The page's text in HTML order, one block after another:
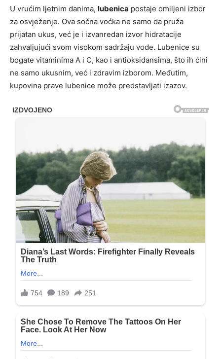
U vrućim ljetnim danima, lubenica postaje omiljeni izbor
za osvježenje. Ova sočna voćka ne samo da pruža
prijatan ukus, već je i izvanredan izvor hidratacije
zahvaljujući svom visokom sadržaju vode. Lubenice su
bogate vitaminima A i C, kao i antioksidansima, što ih čini
ne samo ukusnim, već i zdravim izborom. Međutim,
kupovina prave lubenice može predstavljati izazov.